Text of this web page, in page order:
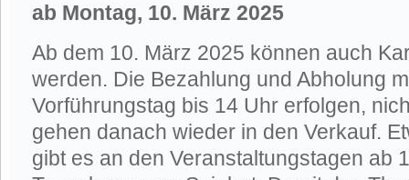
ab Montag, 10. März 2025
Ab dem 10. März 2025 können auch
werden. Die Bezahlung und Abholung
Vorführungstag bis 14 Uhr erfolgen,
gehen danach wieder in den Verkauf.
gibt es an den Veranstaltungstagen ab